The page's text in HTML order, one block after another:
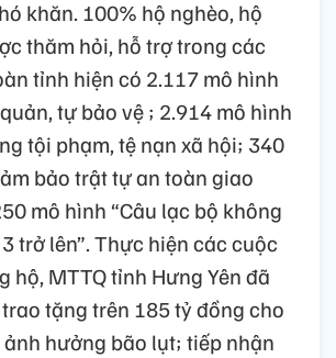
khăn. 100% hộ nghèo, hộ
thăm hỏi, hỗ trợ trong các
tỉnh hiện có 2.117 mô hình
tự bảo vệ ; 2.914 mô hình
tội phạm, tệ nạn xã hội; 340
bảo trật tự an toàn giao
mô hình “Câu lạc bộ không
trở lên”. Thực hiện các cuộc
hộ, MTTQ tỉnh Hưng Yên đã
tặng trên 185 tỷ đồng cho
hưởng bão lụt; tiếp nhận